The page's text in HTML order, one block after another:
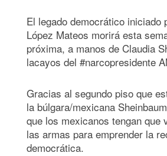
El legado democrático iniciado
López Mateos morirá esta
próxima, a manos de Claudia
lacayos del #narcopresidente
Gracias al segundo piso que
la búlgara/mexicana
que los mexicanos tengan que
las armas para emprender la
democrática.